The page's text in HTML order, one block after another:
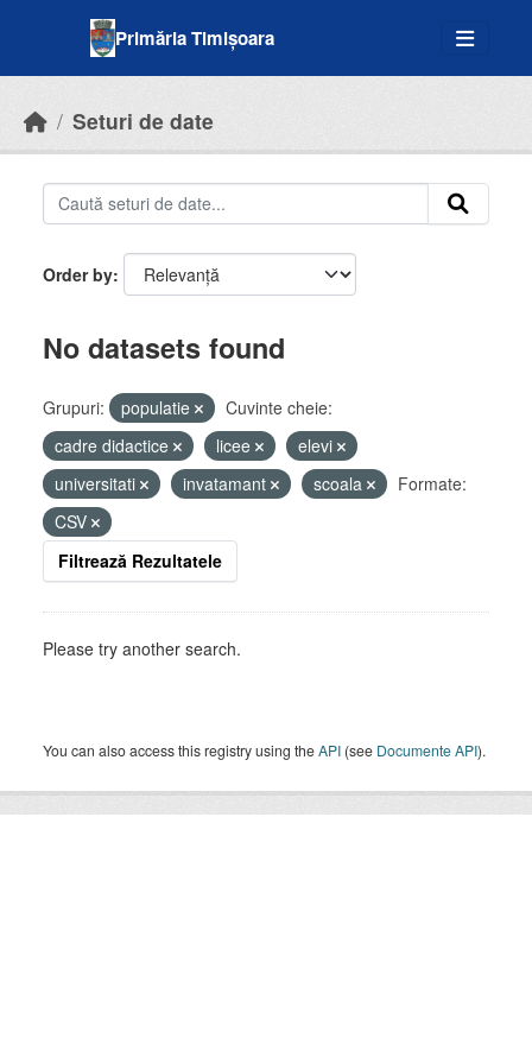
Primăria Timișoara
Seturi de date
Order by
No datasets found
Grupuri: populatie
Cuvinte cheie:
cadre didactice
licee
elevi
universitati
invatamant scoala
Formate:
CSV
Filtrează Rezultatele
Please try another search.
You can also access this registry using theAPI (see Documente API).